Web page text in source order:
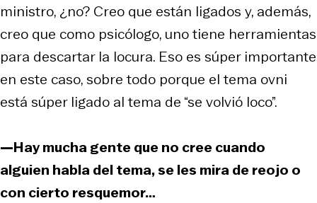
ministro, ¿no? Creo que están ligados y, además,
creo que como psicólogo, uno tiene herramientas
para descartar la locura. Eso es súper importante
en este caso, sobre todo porque el tema ovni
está súper ligado al tema de “se volvió loco”.
—Hay mucha gente que no cree cuando
alguien habla del tema, se les mira de reojo o
con cierto resquemor…